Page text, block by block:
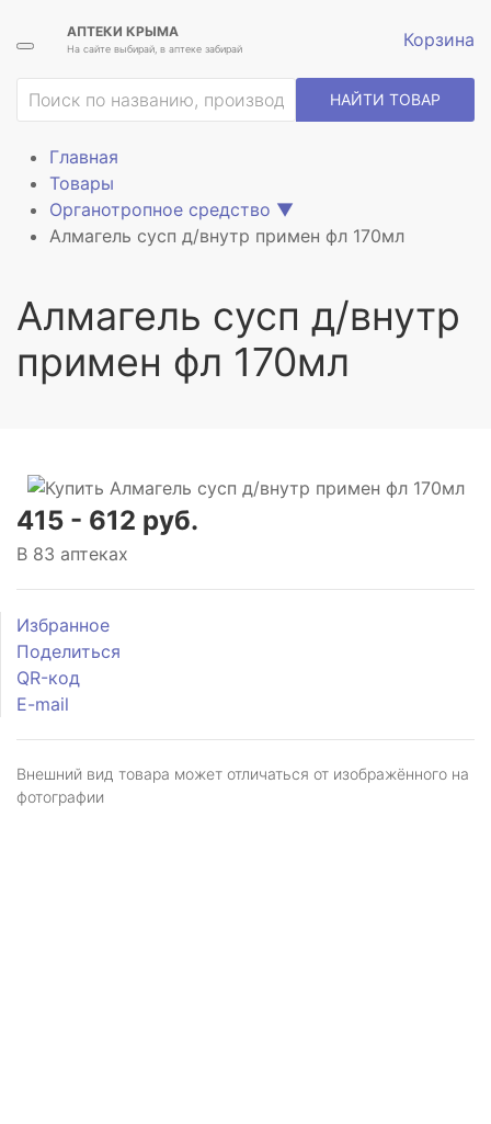
АПТЕКИ КРЫМА
На сайте выбирай, в аптеке забирай Корзина
НАЙТИ ТОВАР
Главная
Товары
Органотропное средство ▼
Алмагель сусп д/внутр примен фл 170мл
Алмагель сусп д/внутр
примен фл 170мл
415 - 612 руб.
В 83 аптеках
Избранное
Поделиться
QR-код
E-mail
Внешний вид товара может отличаться от изображённого на
фотографии